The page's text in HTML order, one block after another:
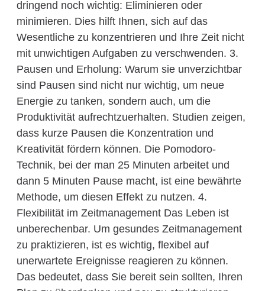
dringend noch wichtig: Eliminieren oder
minimieren. Dies hilft Ihnen, sich auf das
Wesentliche zu konzentrieren und Ihre Zeit nicht
mit unwichtigen Aufgaben zu verschwenden. 3.
Pausen und Erholung: Warum sie unverzichtbar
sind Pausen sind nicht nur wichtig, um neue
Energie zu tanken, sondern auch, um die
Produktivität aufrechtzuerhalten. Studien zeigen,
dass kurze Pausen die Konzentration und
Kreativität fördern können. Die Pomodoro-
Technik, bei der man 25 Minuten arbeitet und
dann 5 Minuten Pause macht, ist eine bewährte
Methode, um diesen Effekt zu nutzen. 4.
Flexibilität im Zeitmanagement Das Leben ist
unberechenbar. Um gesundes Zeitmanagement
zu praktizieren, ist es wichtig, flexibel auf
unerwartete Ereignisse reagieren zu können.
Das bedeutet, dass Sie bereit sein sollten, Ihren